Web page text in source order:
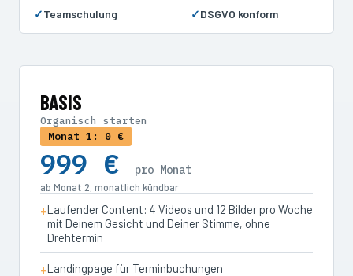
✓Teamschulung ✓DSGVO konform
BASIS
Organisch starten
Monat 1: 0 €
999 € pro Monat
ab Monat 2, monatlich kündbar
Laufender Content: 4 Videos und 12 Bilder pro Woche
mit Deinem Gesicht und Deiner Stimme, ohne
Drehtermin
Landingpage für Terminbuchungen